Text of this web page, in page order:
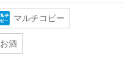
マルチコピー
お酒